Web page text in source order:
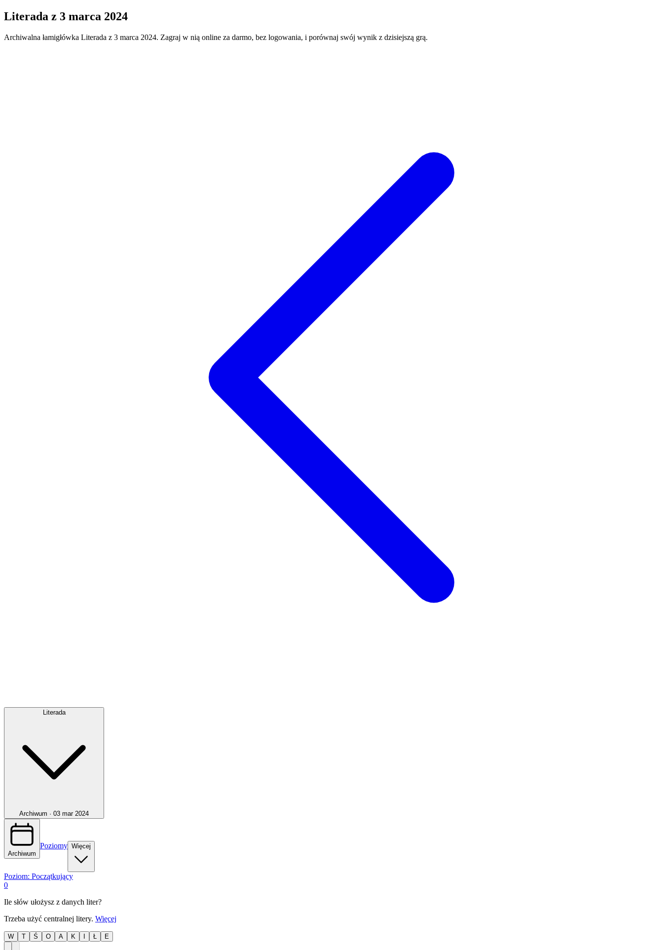
Literada z 3 marca 2024
Archiwalna łamigłówka Literada z 3 marca 2024. Zagraj w nią online za darmo, bez logowania, i porównaj swój wynik z dzisiejszą grą.
Literada
Archiwum · 03 mar 2024
Archiwum
Poziomy Więcej
Poziom: Początkujący
0
Ile słów ułożysz z danych liter?
Trzeba użyć centralnej litery. Więcej
W T Ś O A K Ł E